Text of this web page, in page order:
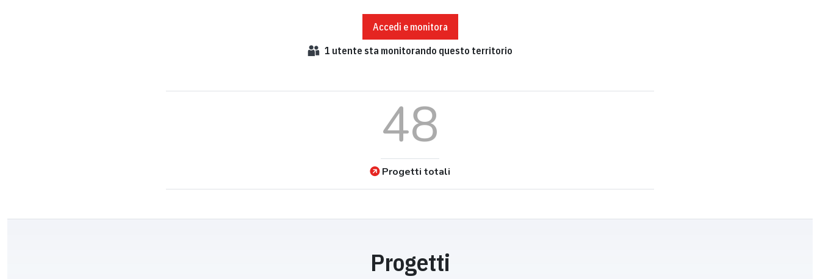
Accedi e monitora
1 utente sta monitorando questo territorio
48
Progetti totali
Progetti